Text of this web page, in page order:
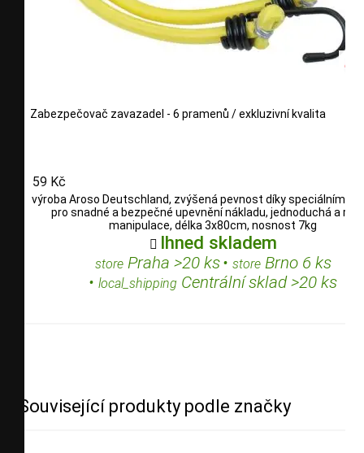
Zabezpečovač zavazadel - 6 pramenů / exkluzivní kvalita
59 Kč
výroba Aroso Deutschland, zvýšená pevnost díky speciálním
pro snadné a bezpečné upevnění nákladu, jednoduchá a
manipulace, délka 3x80cm, nosnost 7kg
 Ihned skladem
storePraha >20 ks• storeBrno 6 ks
• local_shipping Centrální sklad >20 ks
Související produkty podle značky